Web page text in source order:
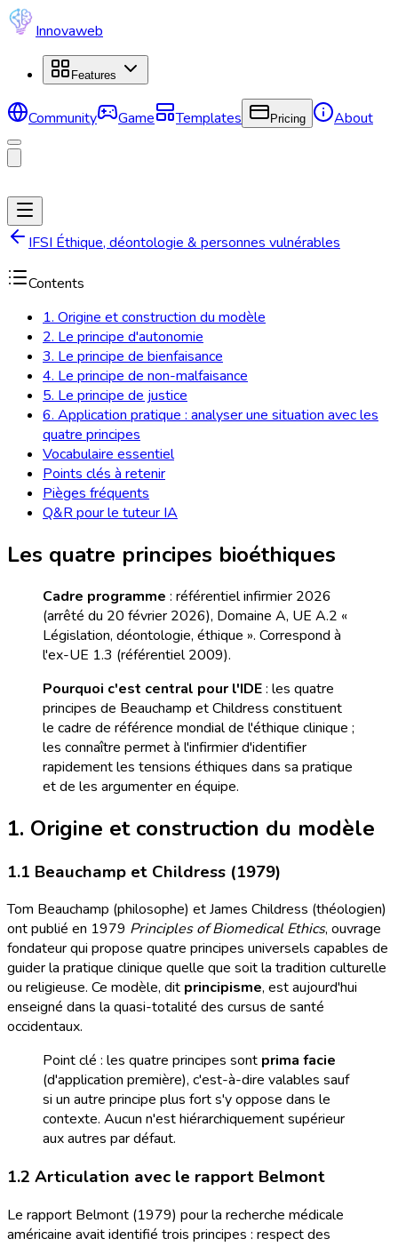
Innovaweb
Features
Community Game Templates Pricing About
IFSI Éthique, déontologie & personnes vulnérables
Contents
1. Origine et construction du modèle
2. Le principe d'autonomie
3. Le principe de bienfaisance
4. Le principe de non-malfaisance
5. Le principe de justice
6. Application pratique : analyser une situation avec les
quatre principes
Vocabulaire essentiel
Points clés à retenir
Pièges fréquents
Q&R pour le tuteur IA
Les quatre principes bioéthiques
Cadre programme : référentiel infirmier 2026
(arrêté du 20 février 2026), Domaine A, UE A.2 «
Législation, déontologie, éthique ». Correspond à
l'ex-UE 1.3 (référentiel 2009).
Pourquoi c'est central pour l'IDE: les quatre
principes de Beauchamp et Childress constituent
le cadre de référence mondial de l'éthique clinique ;
les connaître permet à l'infirmier d'identifier
rapidement les tensions éthiques dans sa pratique
et de les argumenter en équipe.
1. Origine et construction du modèle
1.1 Beauchamp et Childress (1979)
Tom Beauchamp (philosophe) et James Childress (théologien)
ont publié en 1979 Principles of Biomedical Ethics, ouvrage
fondateur qui propose quatre principes universels capables de
guider la pratique clinique quelle que soit la tradition culturelle
ou religieuse. Ce modèle, dit principisme, est aujourd'hui
enseigné dans la quasi-totalité des cursus de santé
occidentaux.
Point clé : les quatre principes sont prima facie
(d'application première), c'est-à-dire valables sauf
si un autre principe plus fort s'y oppose dans le
contexte. Aucun n'est hiérarchiquement supérieur
aux autres par défaut.
1.2 Articulation avec le rapport Belmont
Le rapport Belmont (1979) pour la recherche médicale
américaine avait identifié trois principes : respect des